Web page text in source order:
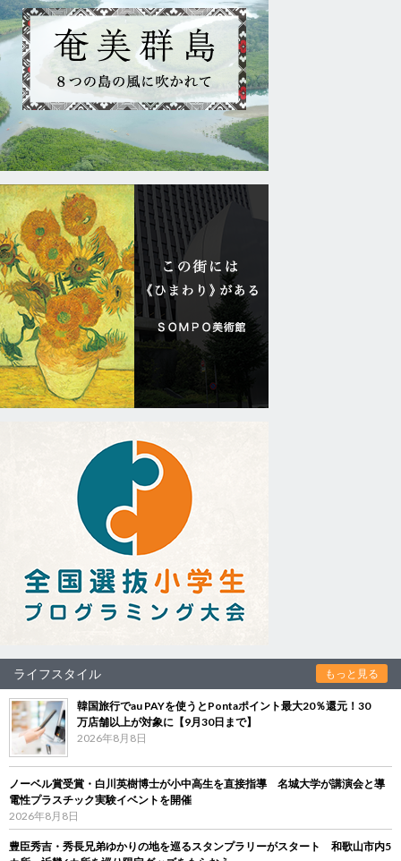
ライフスタイル もっと見る
韓国旅行でau PAYを使うとPontaポイント最大20％還元！30
万店舗以上が対象に【9月30日まで】
2026年8月8日
ノーベル賞受賞・白川英樹博士が小中高生を直接指導 名城大学が講演会と導
電性プラスチック実験イベントを開催
2026年8月8日
豊臣秀吉・秀長兄弟ゆかりの地を巡るスタンプラリーがスタート 和歌山市内5